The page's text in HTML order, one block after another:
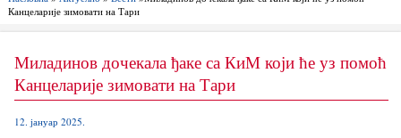
Канцеларије зимовати на Тари
Миладинов дочекала ђаке са КиМ који ће уз помоћ
Канцеларије зимовати на Тари
12. јануар 2025.